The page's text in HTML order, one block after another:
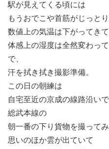
駅が見えてくる頃には
もうおでこや首筋がじっとり
数値上の気温は下がってきて
体感上の湿度は全然変わっ
で、
汗を拭き拭き撮影準備。
この日の朝練は
自宅至近の京成の線路沿いで
総武本線の
朝一番の下り貨物を撮って
思いのほか雲が出ていて